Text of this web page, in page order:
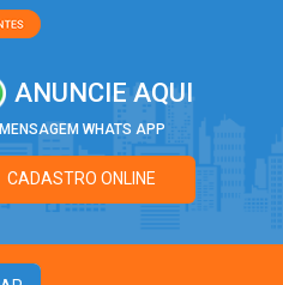
ANUNCIE AQUI
MENSAGEM WHATS APP
CADASTRO ONLINE